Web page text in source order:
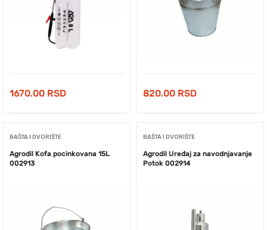
1670.00 RSD 820.00 RSD
BAŠTA I DVORIŠTE
Agrodil Kofa pocinkovana 15L
002913
BAŠTA I DVORIŠTE
Agrodil Uređaj za navodnjavanje
Potok 002914